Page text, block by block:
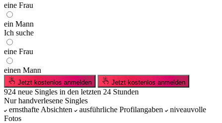
eine Frau
ein Mann
Ich suche
eine Frau
einen Mann
Jetzt kostenlos anmelden Jetzt kostenlos anmelden
924 neue Singles in den letzten 24 Stunden
Nur handverlesene Singles
ernsthafte Absichten
ausführliche Profilangaben
niveauvolle
Fotos